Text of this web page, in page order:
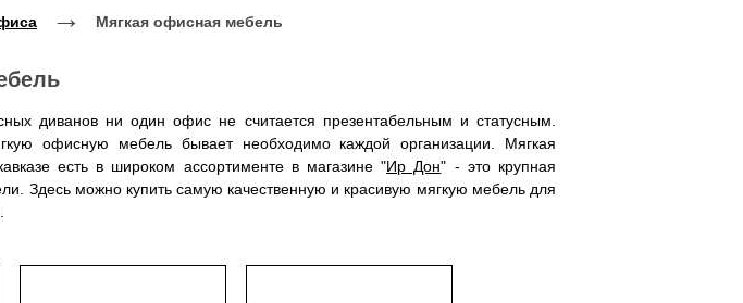
→ Мягкая офисная мебель
диванов ни один офис не считается презентабельным и статусным.
офисную мебель бывает необходимо каждой организации. Мягкая
есть в широком ассортименте в магазине "Ир Дон" - это крупная
Здесь можно купить самую качественную и красивую мягкую мебель для